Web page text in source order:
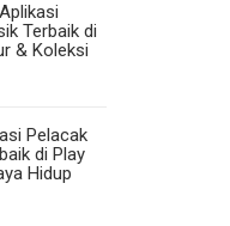
Terbaik di
& Koleksi
Pelacak
di Play
Hidup